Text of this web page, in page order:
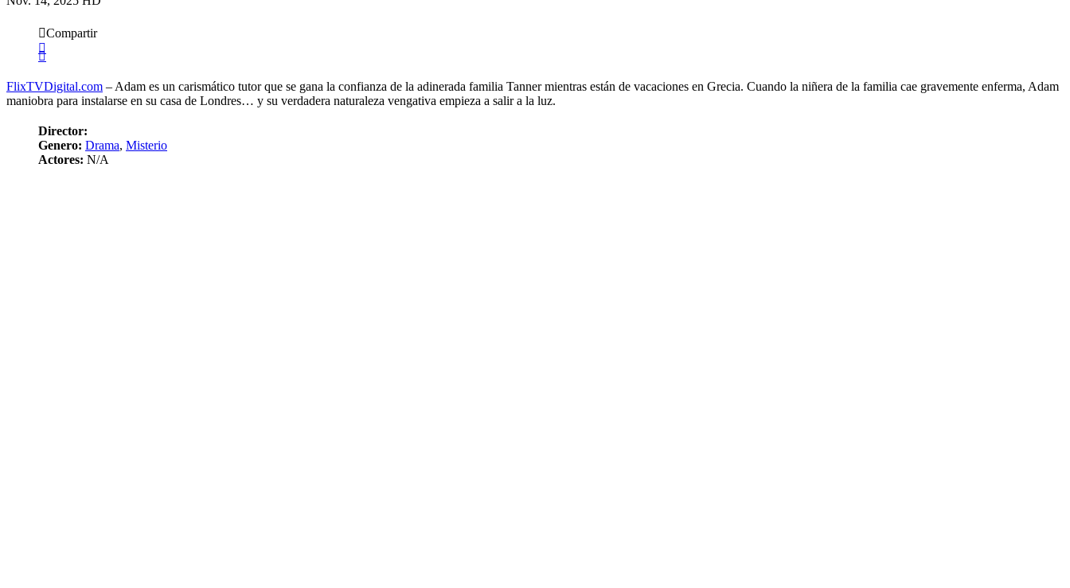
Compartir
FlixTVDigital.com – Adam es un carismático tutor que se gana la confianza de la adinerada familia Tanner mientras están de vacaciones en Grecia. Cuando la niñera de la familia cae gravemente enferma, Adam
maniobra para instalarse en su casa de Londres… y su verdadera naturaleza vengativa empieza a salir a la luz.
Director:
Genero: Drama, Misterio
Actores: N/A